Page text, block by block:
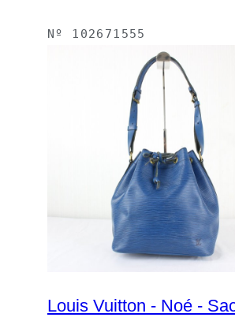
Nº 102671555
Louis Vuitton - Noé -